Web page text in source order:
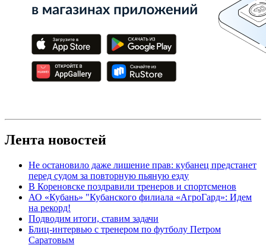
Лента новостей
Не остановило даже лишение прав: кубанец предстанет
перед судом за повторную пьяную езду
В Кореновске поздравили тренеров и спортсменов
АО «Кубань» "Кубанского филиала «АгроГард»: Идем
на рекорд!
Подводим итоги, ставим задачи
Блиц-интервью с тренером по футболу Петром
Саратовым